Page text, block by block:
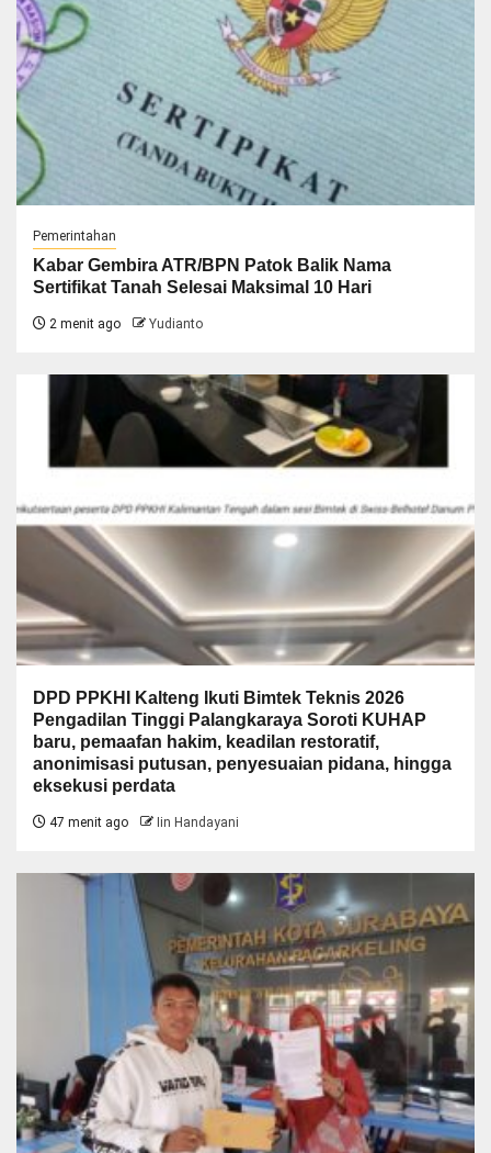
Pemerintahan
Kabar Gembira ATR/BPN Patok Balik Nama
Sertifikat Tanah Selesai Maksimal 10 Hari
2 menit ago Yudianto
DPD PPKHI Kalteng Ikuti Bimtek Teknis 2026
Pengadilan Tinggi Palangkaraya Soroti KUHAP
baru, pemaafan hakim, keadilan restoratif,
anonimisasi putusan, penyesuaian pidana, hingga
eksekusi perdata
47 menit ago Iin Handayani